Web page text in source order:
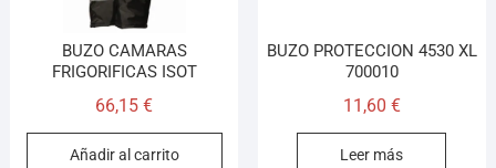
BUZO CAMARAS
FRIGORIFICAS ISOT
66,15€
Añadir al carrito
BUZO PROTECCION 4530 XL
700010
11,60 €
Leer más